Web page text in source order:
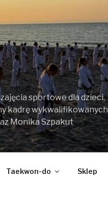
sportowe dla dzieci,
kadrę wykwalifikowanych
Monika Szpakut
Taekwon-do Sklep